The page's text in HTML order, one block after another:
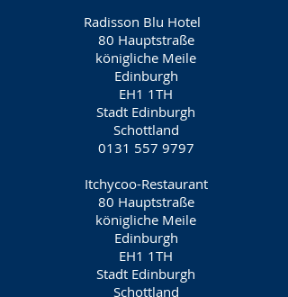
Radisson Blu Hotel
80 Hauptstraße
königliche Meile
Edinburgh
EH1 1TH
Stadt Edinburgh
Schottland
0131 557 9797
Itchycoo-Restaurant
80 Hauptstraße
königliche Meile
Edinburgh
EH1 1TH
Stadt Edinburgh
Schottland